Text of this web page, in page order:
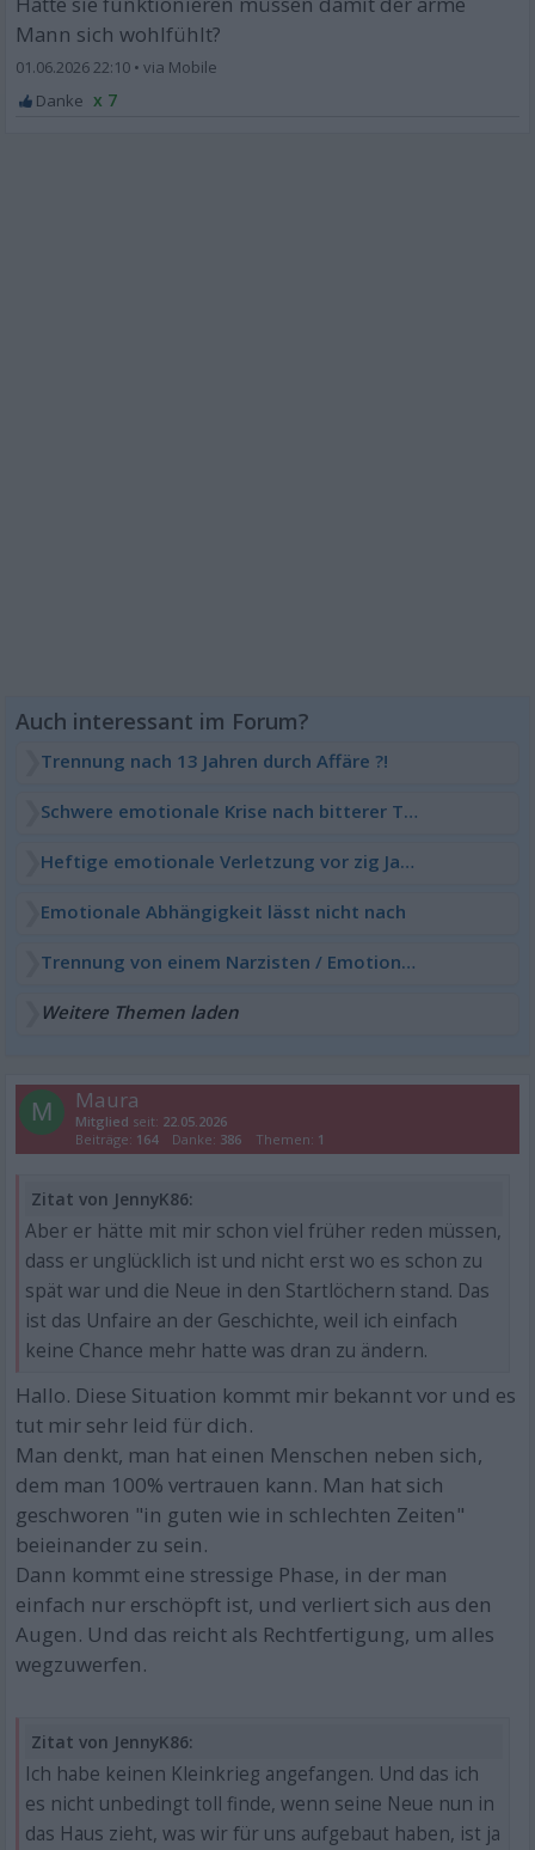
Mann sich wohlfühlt?
01.06.2026 22:10 •
x 7
Trennung nach 13 Jahren durch Affäre ?!
Schwere emotionale Krise nach bitterer Trennung
Heftige emotionale Verletzung vor zig Jahren und er hat
Emotionale Abhängigkeit lässt nicht nach
Trennung von einem Narzisten / Emotionale Abhängigkeit
Weitere Themen laden
M Maura
Mitglied seit: 22.05.2026
Beiträge: 164 Danke: 386 Themen: 1
Zitat von JennyK86:
Aber er hätte mit mir schon viel früher reden müssen,
dass er unglücklich ist und nicht erst wo es schon zu
spät war und die Neue in den Startlöchern stand. Das
ist das Unfaire an der Geschichte, weil ich einfach
keine Chance mehr hatte was dran zu ändern.
Hallo. Diese Situation kommt mir bekannt vor und es
tut mir sehr leid für dich.
Man denkt, man hat einen Menschen neben sich,
dem man 100% vertrauen kann. Man hat sich
geschworen "in guten wie in schlechten Zeiten"
beieinander zu sein.
Dann kommt eine stressige Phase, in der man
einfach nur erschöpft ist, und verliert sich aus den
Augen. Und das reicht als Rechtfertigung, um alles
wegzuwerfen.
Zitat von JennyK86:
Ich habe keinen Kleinkrieg angefangen. Und das ich
es nicht unbedingt toll finde, wenn seine Neue nun in
das Haus zieht, was wir für uns aufgebaut haben, ist ja